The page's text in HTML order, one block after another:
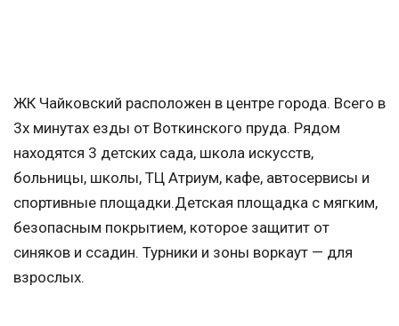
ЖК Чайковский расположен в центре города. Всего в
3х минутах езды от Воткинского пруда. Рядом
находятся 3 детских сада, школа искусств,
больницы, школы, ТЦ Атриум, кафе, автосервисы и
спортивные площадки.Детская площадка с мягким,
безопасным покрытием, которое защитит от
синяков и ссадин. Турники и зоны воркаут — для
взрослых.